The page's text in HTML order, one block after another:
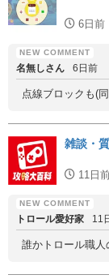
6日前
名無しさん 6日前
点線ブロックも(
雑談・
11日
トロール愛好家 11
誰かトロール職人